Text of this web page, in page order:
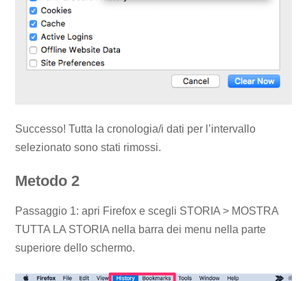
Successo! Tutta la cronologia/i dati per l’intervallo
selezionato sono stati rimossi.
Metodo 2
Passaggio 1: apri Firefox e scegli STORIA > MOSTRA
TUTTA LA STORIA nella barra dei menu nella parte
superiore dello schermo.